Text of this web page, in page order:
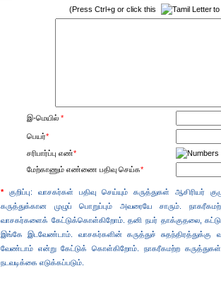
(Press Ctrl+g or click this to
இ-மெயில் *
பெயர்*
சரிபார்ப்பு எண்*
மேற்காணும் எண்ணை பதிவு செய்க*
*குறிப்பு: வாசகர்கள் பதிவு செய்யும் கருத்துகள் ஆசிரியர்
கருத்துக்கான முழுப் பொறுப்பும் அவரையே சாரும்.
வாசகர்களைக் கேட்டுக்கொள்கிறோம். தனி நபர் தாக்குதலை,
இங்கே இடவேண்டாம். வாசகர்களின் கருத்துச்
வேண்டாம் என்று கேட்டுக் கொள்கிறோம். நாகரீகமற்ற
நடவடிக்கை எடுக்கப்படும்.